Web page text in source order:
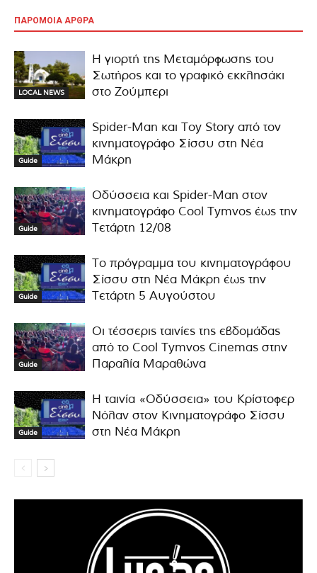
ΠΑΡΟΜΟΙΑ ΑΡΘΡΑ
LOCAL NEWS
Η γιορτή της Μεταμόρφωσης του
Σωτήρος και το γραφικό εκκλησάκι
στο Ζούμπερι
Guide
Spider-Man και Toy Story από τον
κινηματογράφο Σίσσυ στη Νέα
Μάκρη
Guide
Οδύσσεια και Spider-Man στον
κινηματογράφο Cool Tymvos έως την
Τετάρτη 12/08
Guide
Το πρόγραμμα του κινηματογράφου
Σίσσυ στη Νέα Μάκρη έως την
Τετάρτη 5 Αυγούστου
Guide
Οι τέσσερις ταινίες της εβδομάδας
από το Cool Tymvos Cinemas στην
Παραλία Μαραθώνα
Guide
Η ταινία «Οδύσσεια» του Κρίστοφερ
Νόλαν στον Κινηματογράφο Σίσσυ
στη Νέα Μάκρη